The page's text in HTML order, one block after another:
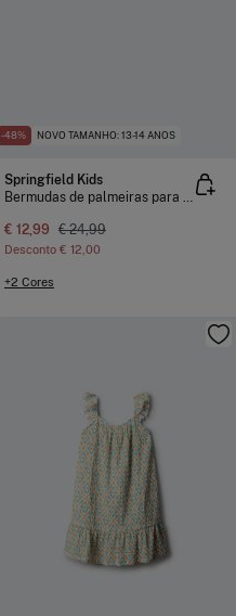
-48% NOVO TAMANHO: 13-14 ANOS
Springfield Kids
Bermudas de palmeiras para menino
€ 12,99 € 24,99
Desconto € 12,00
+2 Cores